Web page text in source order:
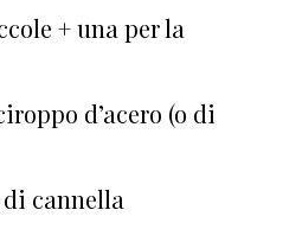
+ una per la
d’acero (o di
cannella